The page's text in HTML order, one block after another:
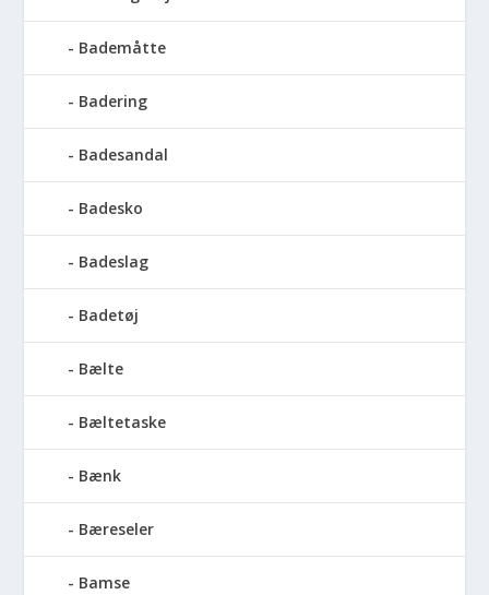
Bademåtte
Badering
Badesandal
Badesko
Badeslag
Badetøj
Bælte
Bæltetaske
Bænk
Bæreseler
Bamse